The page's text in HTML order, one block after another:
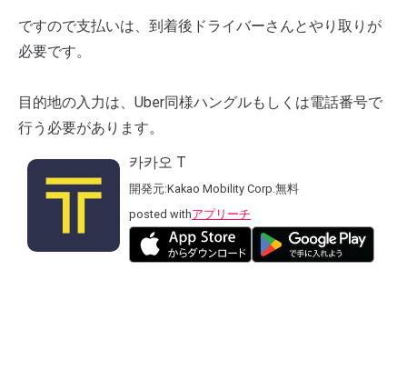
ですので支払いは、到着後ドライバーさんとやり取りが
必要です。
目的地の入力は、Uber同様ハングルもしくは電話番号で
行う必要があります。
카카오 T
開発元:Kakao Mobility Corp. 無料
posted withアプリーチ